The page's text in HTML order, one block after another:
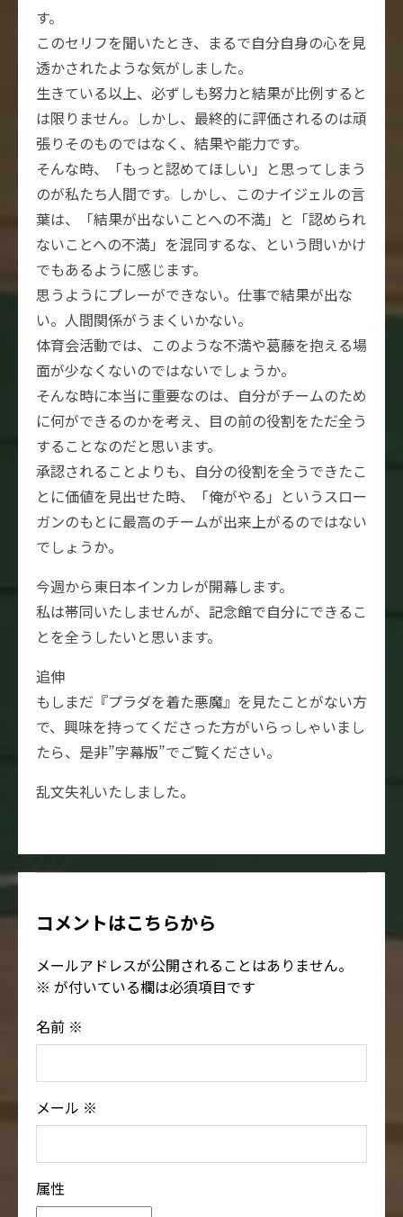
す。
このセリフを聞いたとき、まるで自分自身の心を見
透かされたような気がしました。
生きている以上、必ずしも努力と結果が比例すると
は限りません。しかし、最終的に評価されるのは頑
張りそのものではなく、結果や能力です。
そんな時、「もっと認めてほしい」と思ってしまう
のが私たち人間です。しかし、このナイジェルの言
葉は、「結果が出ないことへの不満」と「認められ
ないことへの不満」を混同するな、という問いかけ
でもあるように感じます。
思うようにプレーができない。仕事で結果が出な
い。人間関係がうまくいかない。
体育会活動では、このような不満や葛藤を抱える場
面が少なくないのではないでしょうか。
そんな時に本当に重要なのは、自分がチームのため
に何ができるのかを考え、目の前の役割をただ全う
することなのだと思います。
承認されることよりも、自分の役割を全うできたこ
とに価値を見出せた時、「俺がやる」というスロー
ガンのもとに最高のチームが出来上がるのではない
でしょうか。
今週から東日本インカレが開幕します。
私は帯同いたしませんが、記念館で自分にできるこ
とを全うしたいと思います。
追伸
もしまだ『プラダを着た悪魔』を見たことがない方
で、興味を持ってくださった方がいらっしゃいまし
たら、是非”字幕版”でご覧ください。
乱文失礼いたしました。
コメントはこちらから
メールアドレスが公開されることはありません。
※ が付いている欄は必須項目です
名前 ※
メール ※
属性